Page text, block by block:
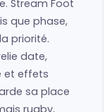
Stream Foot
que phase,
priorité.
date,
et effets
sa place
rugby,